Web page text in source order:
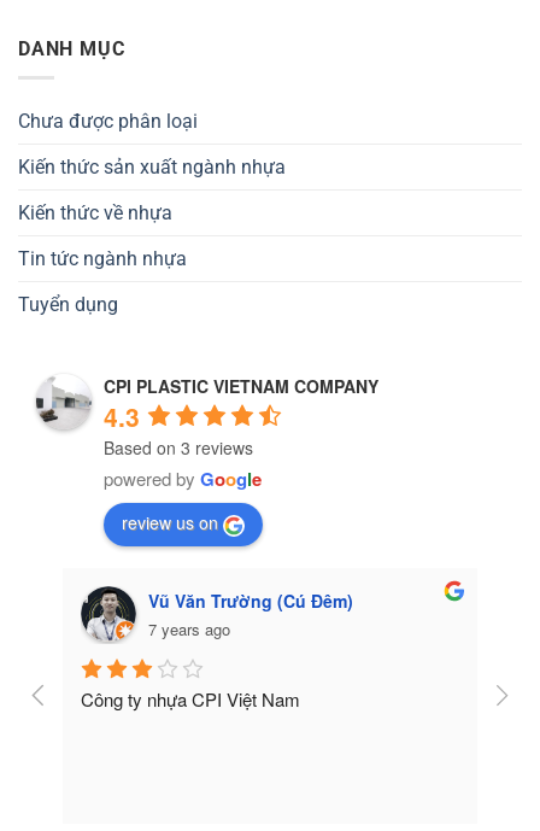
DANH MỤC
Chưa được phân loại
Kiến thức sản xuất ngành nhựa
Kiến thức về nhựa
Tin tức ngành nhựa
Tuyển dụng
CPI PLASTIC VIETNAM COMPANY
4.3
Based on 3 reviews
powered by Google
review us on
Vũ Văn Trường (Cú Đêm)
7 years ago
Công ty nhựa CPI Việt Nam Tốt